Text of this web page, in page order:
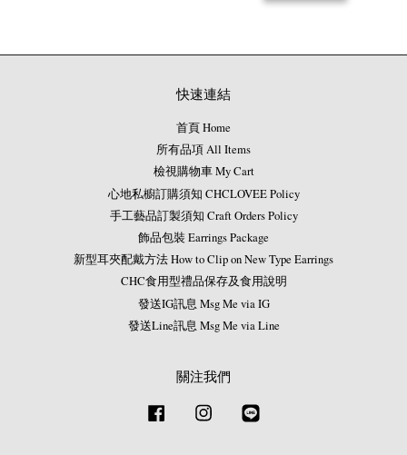
快速連結
首頁 Home
所有品項 All Items
檢視購物車 My Cart
心地私櫥訂購須知 CHCLOVEE Policy
手工藝品訂製須知 Craft Orders Policy
飾品包裝 Earrings Package
新型耳夾配戴方法 How to Clip on New Type Earrings
CHC食用型禮品保存及食用說明
發送IG訊息 Msg Me via IG
發送Line訊息 Msg Me via Line
關注我們
Facebook Instagram